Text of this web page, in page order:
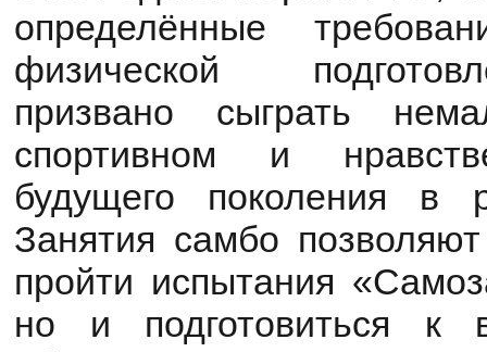
определённые
физической
призвано сыграть
спортивном и
будущего поколения
Занятия самбо
пройти испытания
но и подготовиться к